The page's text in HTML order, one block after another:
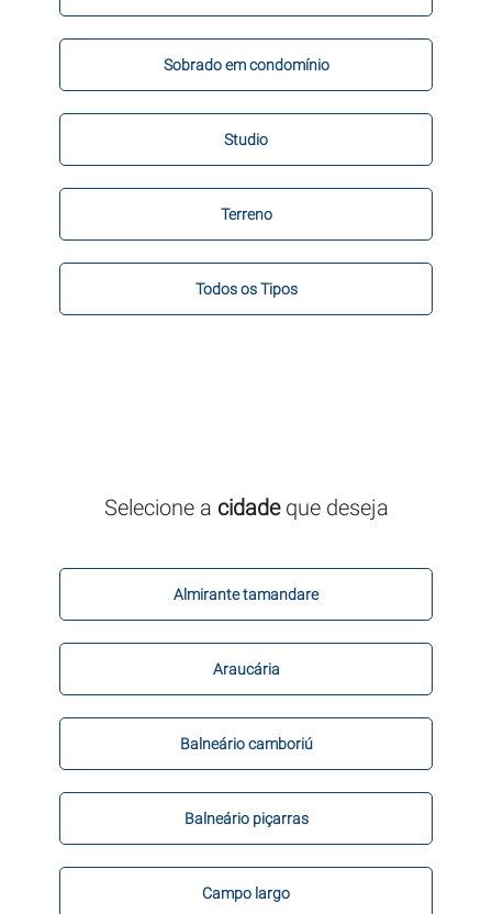
Sobrado em condomínio
Studio
Terreno
Todos os Tipos
Selecione a cidadeque deseja
Almirante tamandare
Araucária
Balneário camboriú
Balneário piçarras
Campo largo